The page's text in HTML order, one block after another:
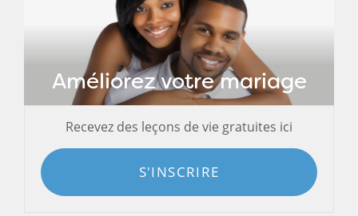
Améliorez votre mariage
Recevez des leçons de vie gratuites ici
S'INSCRIRE